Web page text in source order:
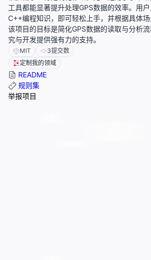
工具都能显著提升处理GPS数据的效率。用
C++编程知识，即可轻松上手，并根据具体场
该项目的目标是简化GPS数据的读取与分析
究与开发提供强有力的支持。
MIT 3提交数
定制我的领域
README
规则集
举报项目